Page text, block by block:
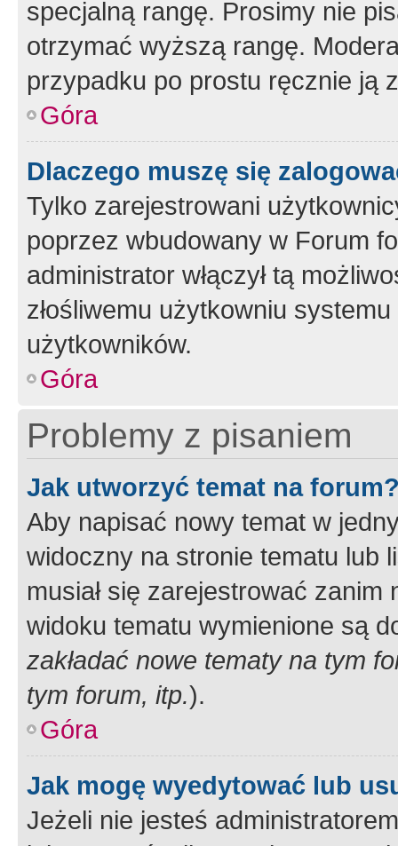
specjalną rangę. Prosimy nie
otrzymać wyższą rangę.
przypadku po prostu ręcznie ją
Góra
Dlaczego muszę się
Tylko zarejestrowani
poprzez wbudowany w Forum
administrator włączył tą
złośliwemu użytkowniu
użytkowników.
Góra
Problemy z pisaniem
Jak utworzyć temat na
Aby napisać nowy temat w
widoczny na stronie tematu lub
musiał się zarejestrować
widoku tematu wymienione są
zakładać nowe tematy na tym
tym forum, itp.).
Góra
Jak mogę wyedytować lub
Jeżeli nie jesteś